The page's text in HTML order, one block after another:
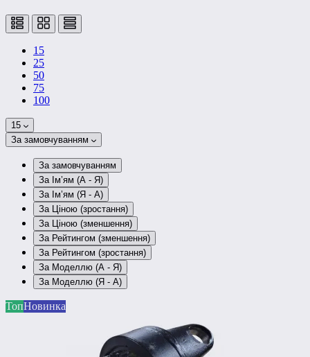
15
25
50
75
100
15
За замовчуванням
За замовчуванням
За Ім’ям (A - Я)
За Ім’ям (Я - A)
За Ціною (зростання)
За Ціною (зменшення)
За Рейтингом (зменшення)
За Рейтингом (зростання)
За Моделлю (A - Я)
За Моделлю (Я - A)
ТопНовинка